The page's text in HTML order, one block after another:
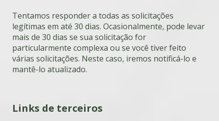
Tentamos responder a todas as solicitações
legítimas em até 30 dias. Ocasionalmente, pode levar
mais de 30 dias se sua solicitação for
particularmente complexa ou se você tiver feito
várias solicitações. Neste caso, iremos notificá-lo e
mantê-lo atualizado.
Links de terceiros